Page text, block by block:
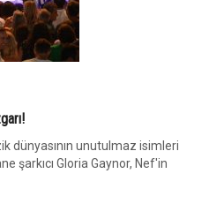
dünyasının unutulmaz isimleri
şarkıcı Gloria Gaynor, Nef'in